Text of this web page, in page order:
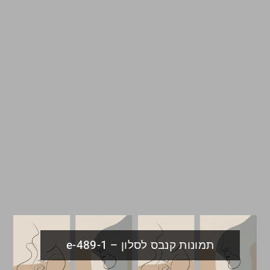
תמונות קנבס לסלון – e-489-1